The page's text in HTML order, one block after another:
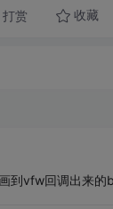
打赏 收藏
到vfw回调出来的